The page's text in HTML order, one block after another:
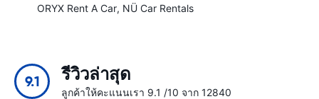
ORYX Rent A Car NÜ Car Rentals
9.1 รีวิวล่าสุด
ลูกค้าให้คะแนนเรา 9.1 /10 จาก 12840